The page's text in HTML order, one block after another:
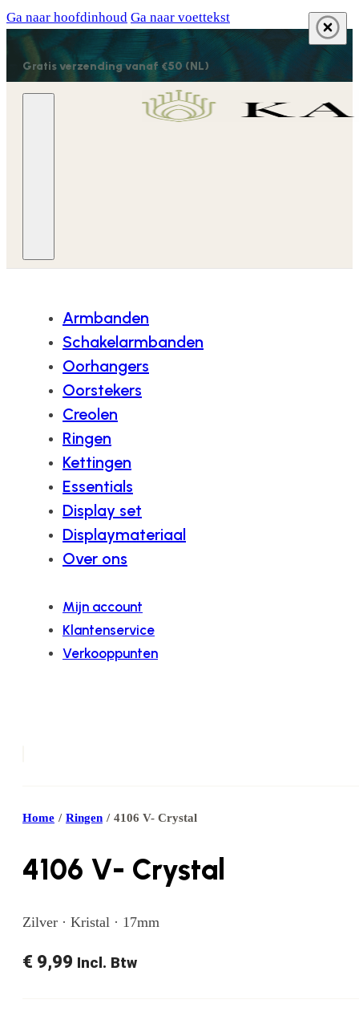
Ga naar hoofdinhoud Ga naar voettekst
Gratis verzending vanaf €50 (NL)
Armbanden
Schakelarmbanden
Oorhangers
Oorstekers
Creolen
Ringen
Kettingen
Essentials
Display set
Displaymateriaal
Over ons
Mijn account
Klantenservice
Verkooppunten
Home / Ringen / 4106 V- Crystal
4106 V- Crystal
Zilver · Kristal · 17mm
€ 9,99 Incl. Btw